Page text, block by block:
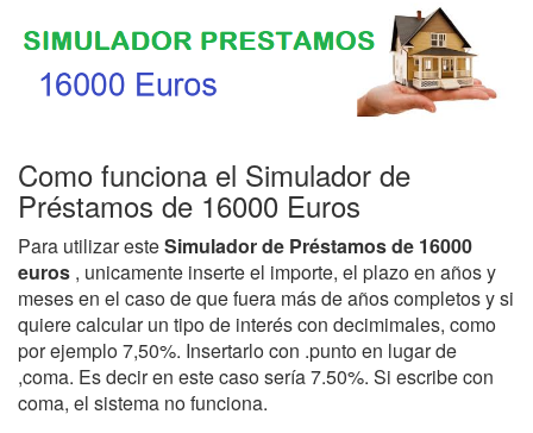
Como funciona el Simulador de
Préstamos de 16000 Euros
Para utilizar esteSimulador de Préstamos de 16000
euros , unicamente inserte el importe, el plazo en años y
meses en el caso de que fuera más de años completos y si
quiere calcular un tipo de interés con decimimales, como
por ejemplo 7,50%. Insertarlo con .punto en lugar de
,coma. Es decir en este caso sería 7.50%. Si escribe con
coma, el sistema no funciona.